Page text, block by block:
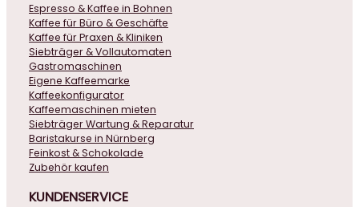
Espresso & Kaffee in Bohnen
Kaffee für Büro & Geschäfte
Kaffee für Praxen & Kliniken
Siebträger & Vollautomaten
Gastromaschinen
Eigene Kaffeemarke
Kaffeekonfigurator
Kaffeemaschinen mieten
Siebträger Wartung & Reparatur
Baristakurse in Nürnberg
Feinkost & Schokolade
Zubehör kaufen
KUNDENSERVICE